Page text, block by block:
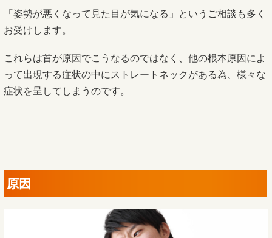
「姿勢が悪くなって見た目が気になる」というご相談も多く
お受けします。
これらは首が原因でこうなるのではなく、他の根本原因によ
って出現する症状の中にストレートネックがある為、様々な
症状を呈してしまうのです。
原因